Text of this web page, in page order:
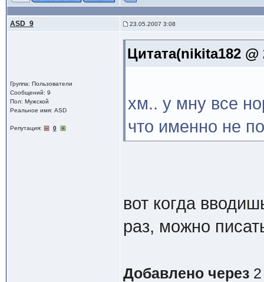
ASD_9 23.05.2007 3:08
Группа: Пользователи
Сообщений: 9
Пол: Мужской
Реальное имя: ASD
Репутация: 0
Цитата(nikita182
хм.. у мну все
что именно не
вот когда
раз, можно
Добавлено через